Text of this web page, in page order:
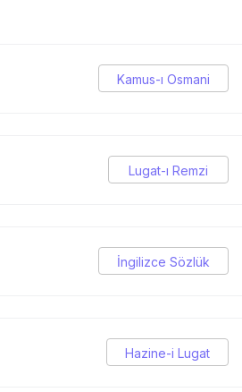
Kamus-ı Osmani
Lugat-ı Remzi
İngilizce Sözlük
Hazine-i Lugat